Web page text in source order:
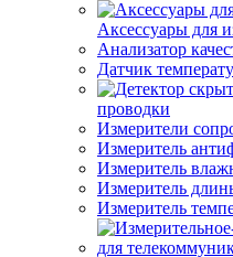
Аксессуары для
Анализатор
Датчик
проводки
Измерители
Измеритель
Измеритель
Измеритель
Измеритель